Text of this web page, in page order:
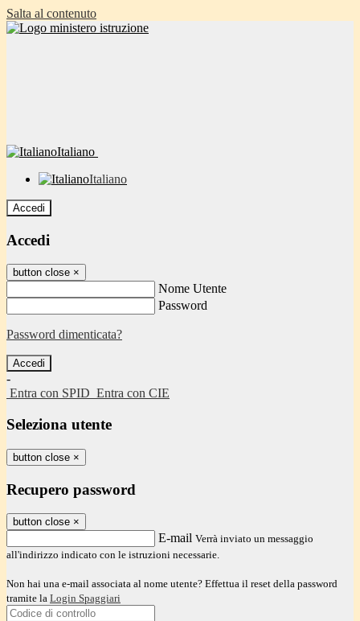
Salta al contenuto
Italiano
Italiano
Accedi
Accedi
button close ×
Nome Utente
Password
Password dimenticata?
-
Entra con SPID Entra con CIE
Seleziona utente
button close ×
Recupero password
button close ×
E-mail Verrà inviato un messaggio
all'indirizzo indicato con le istruzioni necessarie.
Non hai una e-mail associata al nome utente? Effettua il reset della password
tramite la Login Spaggiari